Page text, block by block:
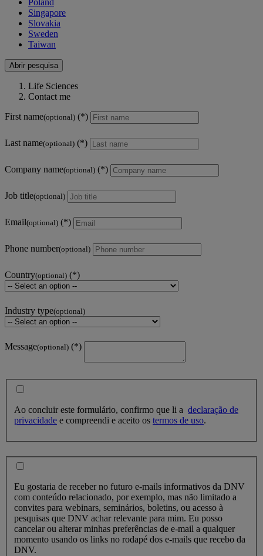
Poland
Singapore
Slovakia
Sweden
Taiwan
Abrir pesquisa
Life Sciences
Contact me
First name(optional)
Last name(optional)
Company name(optional)
Job title(optional)
Email(optional)
Phone number(optional)
Country(optional)
Industry type(optional)
Message(optional)
Ao concluir este formulário, confirmo que li a declaração de
privacidade e compreendi e aceito os termos de uso.
Eu gostaria de receber no futuro e-mails informativos da DNV
com conteúdo relacionado, por exemplo, mas não limitado a
convites para webinars, seminários, boletins, ou acesso à
pesquisas que DNV achar relevante para mim. Eu posso
cancelar ou alterar minhas preferências de e-mail a qualquer
momento usando os links no rodapé dos e-mails que recebo da
DNV.